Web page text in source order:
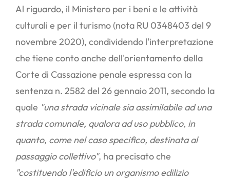
Al riguardo, il Ministero per i beni e le attività
culturali e per il turismo (nota RU 0348403 del 9
novembre 2020), condividendo l'interpretazione
che tiene conto anche dell'orientamento della
Corte di Cassazione penale espressa con la
sentenza n. 2582 del 26 gennaio 2011, secondo la
quale "una strada vicinale sia assimilabile ad una
strada comunale, qualora ad uso pubblico, in
quanto, come nel caso specifico, destinata al
passaggio collettivo", ha precisato che
"costituendo l'edificio un organismo edilizio